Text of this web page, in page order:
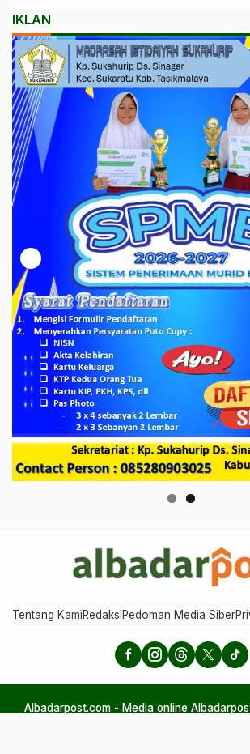
IKLAN
Tentang KamiRedaksiPedoman Media Siber
Albadarpost.com - Media online